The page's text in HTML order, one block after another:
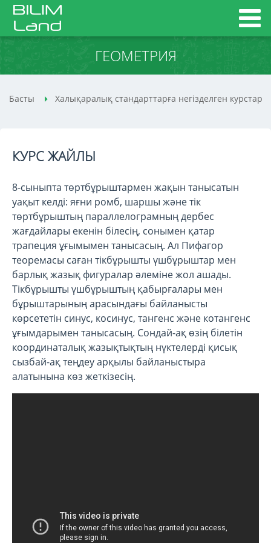
ГЕОМЕТРИЯ
Басты Халықаралық стандарттарға негізделген курстар
КУРС ЖАЙЛЫ
8-сыныпта төртбұрыштармен жақын танысатын
уақыт келді: яғни ромб, шаршы және тік
төртбұрыштың параллелограмның дербес
жағдайлары екенін білесің, сонымен қатар
трапеция ұғымымен танысасың. Ал Пифагор
теоремасы саған тікбұрышты үшбұрыштар мен
барлық жазық фигуралар әлеміне жол ашады.
Тікбұрышты үшбұрыштың қабырғалары мен
бұрыштарының арасындағы байланысты
көрсететін синус, косинус, тангенс және котангенс
ұғымдарымен танысасың. Сондай-ақ өзің білетін
координаталық жазықтықтың нүктелерді қисық
сызбай-ақ теңдеу арқылы байланыстыра
алатынына көз жеткізесің.